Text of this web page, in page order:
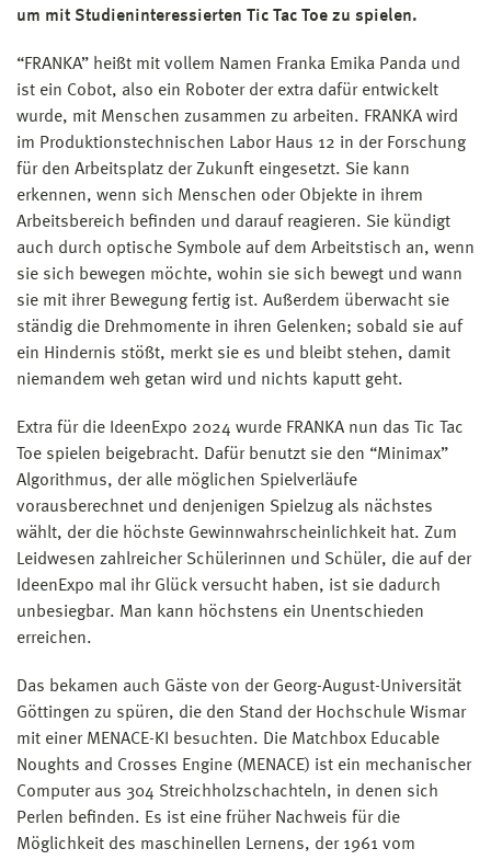
um mit Studieninteressierten Tic Tac Toe zu spielen.
“FRANKA” heißt mit vollem Namen Franka Emika Panda und
ist ein Cobot, also ein Roboter der extra dafür entwickelt
wurde, mit Menschen zusammen zu arbeiten. FRANKA wird
im Produktionstechnischen Labor Haus 12 in der Forschung
für den Arbeitsplatz der Zukunft eingesetzt. Sie kann
erkennen, wenn sich Menschen oder Objekte in ihrem
Arbeitsbereich befinden und darauf reagieren. Sie kündigt
auch durch optische Symbole auf dem Arbeitstisch an, wenn
sie sich bewegen möchte, wohin sie sich bewegt und wann
sie mit ihrer Bewegung fertig ist. Außerdem überwacht sie
ständig die Drehmomente in ihren Gelenken; sobald sie auf
ein Hindernis stößt, merkt sie es und bleibt stehen, damit
niemandem weh getan wird und nichts kaputt geht.
Extra für die IdeenExpo 2024 wurde FRANKA nun das Tic Tac
Toe spielen beigebracht. Dafür benutzt sie den “Minimax”
Algorithmus, der alle möglichen Spielverläufe
vorausberechnet und denjenigen Spielzug als nächstes
wählt, der die höchste Gewinnwahrscheinlichkeit hat. Zum
Leidwesen zahlreicher Schülerinnen und Schüler, die auf der
IdeenExpo mal ihr Glück versucht haben, ist sie dadurch
unbesiegbar. Man kann höchstens ein Unentschieden
erreichen.
Das bekamen auch Gäste von der Georg-August-Universität
Göttingen zu spüren, die den Stand der Hochschule Wismar
mit einer MENACE-KI besuchten. Die Matchbox Educable
Noughts and Crosses Engine (MENACE) ist ein mechanischer
Computer aus 304 Streichholzschachteln, in denen sich
Perlen befinden. Es ist eine früher Nachweis für die
Möglichkeit des maschinellen Lernens, der 1961 vom